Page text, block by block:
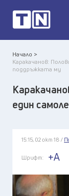
Начало >
Каракачанов:
поддръжката му
един
15:15, 02 окт 18 /
Шрифт: +A